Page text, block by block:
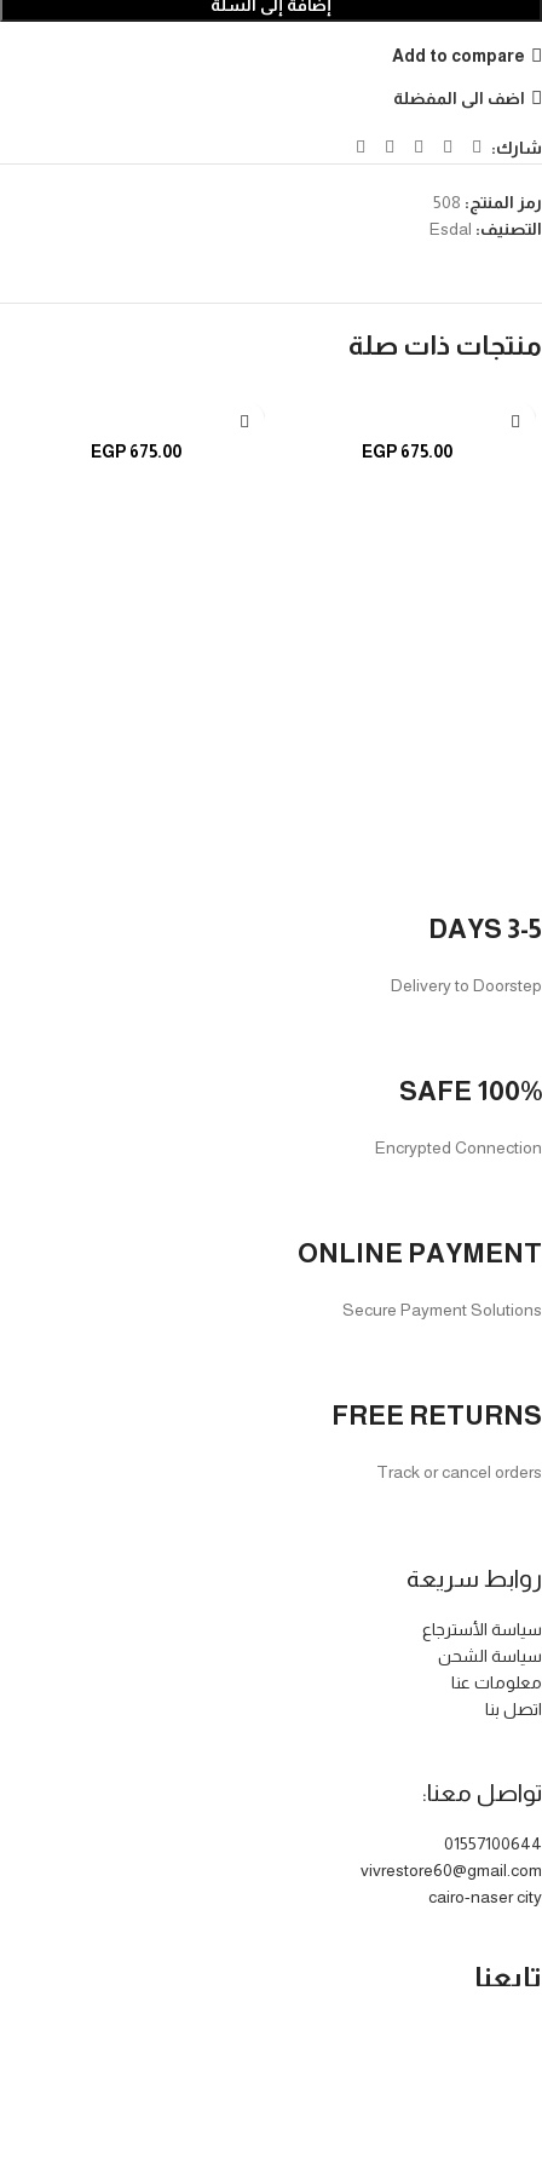
إضافة إلى السلة
Add to compare
اضف الى المفضلة
رمز المنتج: 508
التصنيف: Esdal
شارك:
منتجات ذات صلة
EGP675.00
EGP675.00
FREE RETURNS
Track or cancel orders
ONLINE PAYMENT
Secure Payment Solutions
100% SAFE
Encrypted Connection
3-5 DAYS
Delivery to Doorstep
روابط سريعة
سياسة الأسترجاع
سياسة الشحن
معلومات عنا
اتصل بنا
تواصل معنا:
01557100644
vivrestore60@gmail.com
cairo-naser city
تابعنا